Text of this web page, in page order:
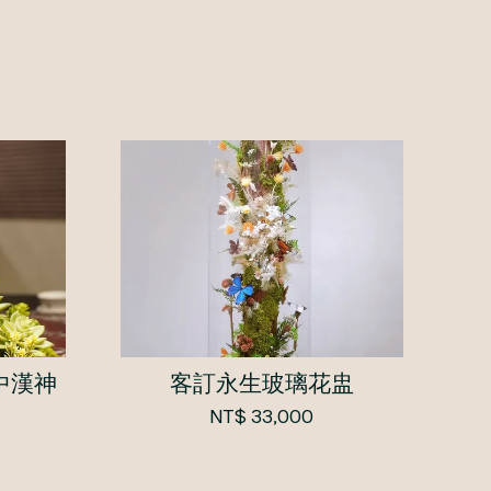
漢神
客訂永生玻璃花盅
NT$ 33,000